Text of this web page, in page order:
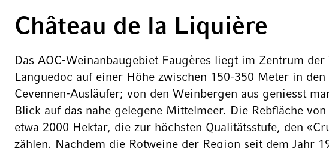
Château de la Liquière
Das AOC-Weinanbaugebiet Faugères liegt im Zentrum
Languedoc auf einer Höhe zwischen 150-350 Meter in
Cevennen-Ausläufer; von den Weinbergen aus geniesst
Blick auf das nahe gelegene Mittelmeer. Die Rebfläche
etwa 2000 Hektar, die zur höchsten Qualitätsstufe, den
zählen. Nachdem die Rotweine der Region seit dem Jahr